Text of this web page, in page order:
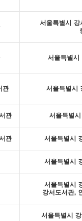
서울특별시 강
서울특별시
관 서울특별시
관 서울특별
관 서울특별시
서울특별시
서울특별시
강서도서관,
서울특별시